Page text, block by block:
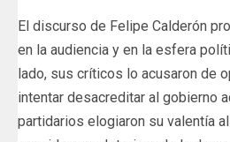
El discurso de Felipe Calderón
en la audiencia y en la esfera
lado, sus críticos lo acusaron de
intentar desacreditar al gobierno
partidarios elogiaron su valentía